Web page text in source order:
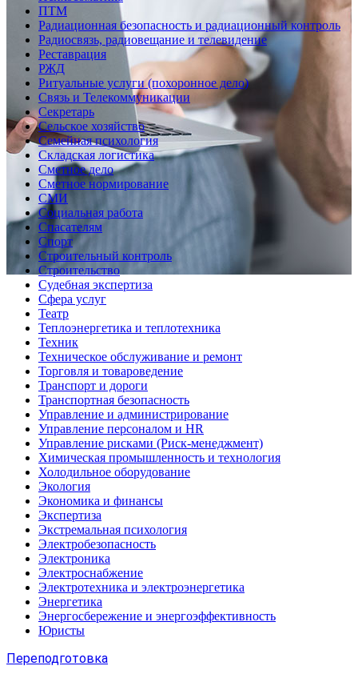
ПТМ
Радиационная безопасность и радиационный контроль
Радиосвязь, радиовещание и телевидение
Реставрация
РЖД
Ритуальные услуги (похоронное дело)
Связь и Телекоммуникации
Секретарь
Сельское хозяйство
Семейная психология
Складская логистика
Сметное дело
Сметное нормирование
СМИ
Социальная работа
Спасателям
Спорт
Строительный контроль
Строительство
Судебная экспертиза
Сфера услуг
Театр
Теплоэнергетика и теплотехника
Техник
Техническое обслуживание и ремонт
Торговля и товароведение
Транспорт и дороги
Транспортная безопасность
Управление и администрирование
Управление персоналом и HR
Управление рисками (Риск-менеджмент)
Химическая промышленность и технология
Холодильное оборудование
Экология
Экономика и финансы
Экспертиза
Экстремальная психология
Электробезопасность
Электроника
Электроснабжение
Электротехника и электроэнергетика
Энергетика
Энергосбережение и энергоэффективность
Юристы
Переподготовка